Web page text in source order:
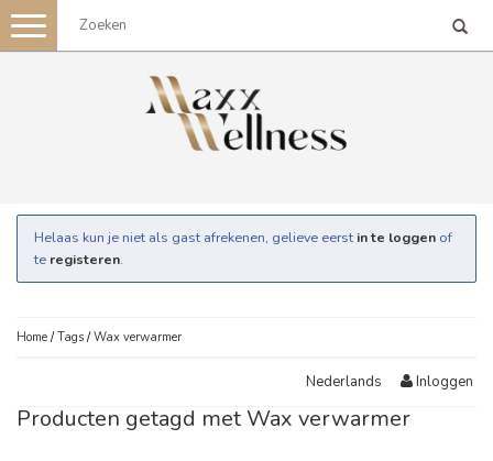
Toggle
navigation
Helaas kun je niet als gast afrekenen, gelieve eerst in te loggen of
te registeren.
Home /Tags /Wax verwarmer
Nederlands Inloggen
Producten getagd met Wax verwarmer